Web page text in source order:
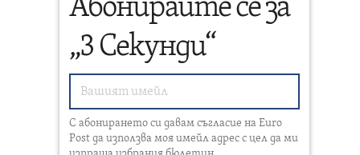
Абонирайте се за
„3 Секунди“
С абонирането си давам съгласие на Euro
Post да използва моя имейл адрес с цел да ми